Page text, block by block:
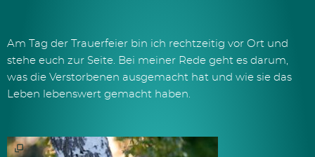
Am Tag der Trauerfeier bin ich rechtzeitig vor Ort und
stehe euch zur Seite. Bei meiner Rede geht es darum,
was die Verstorbenen ausgemacht hat und wie sie das
Leben lebenswert gemacht haben.